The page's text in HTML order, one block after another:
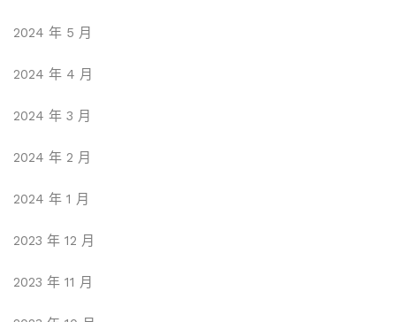
2024 年 5 月
2024 年 4 月
2024 年 3 月
2024 年 2 月
2024 年 1 月
2023 年 12 月
2023 年 11 月